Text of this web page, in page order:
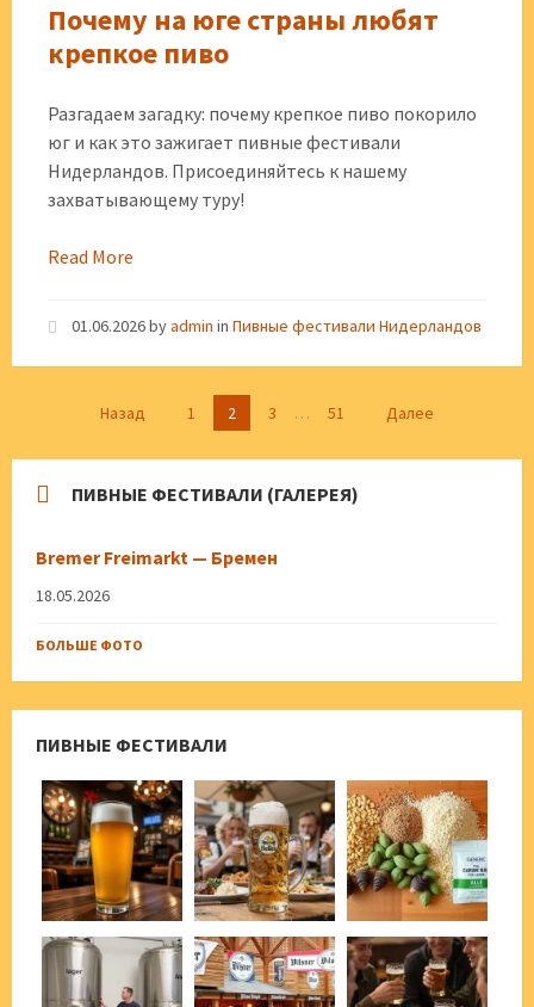
Почему на юге страны любят
крепкое пиво
Разгадаем загадку: почему крепкое пиво покорило
юг и как это зажигает пивные фестивали
Нидерландов. Присоединяйтесь к нашему
захватывающему туру!
Read More
01.06.2026byadmin in Пивные фестивали Нидерландов
Пагинация
Назад 1 2 3 … 51 Далее
ПИВНЫЕ ФЕСТИВАЛИ (ГАЛЕРЕЯ)
Bremer Freimarkt — Бремен
18.05.2026
БОЛЬШЕ ФОТО
ПИВНЫЕ ФЕСТИВАЛИ